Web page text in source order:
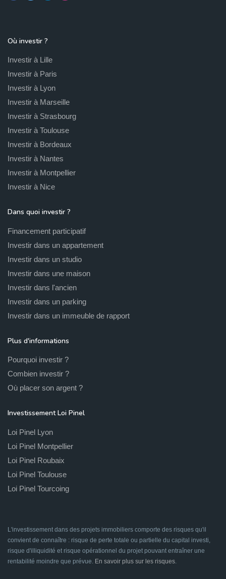
Où investir ?
Investir à Lille
Investir à Paris
Investir à Lyon
Investir à Marseille
Investir à Strasbourg
Investir à Toulouse
Investir à Bordeaux
Investir à Nantes
Investir à Montpellier
Investir à Nice
Dans quoi investir ?
Financement participatif
Investir dans un appartement
Investir dans un studio
Investir dans une maison
Investir dans l'ancien
Investir dans un parking
Investir dans un immeuble de rapport
Plus d'informations
Pourquoi investir ?
Combien investir ?
Où placer son argent ?
Investissement Loi Pinel
Loi Pinel Lyon
Loi Pinel Montpellier
Loi Pinel Roubaix
Loi Pinel Toulouse
Loi Pinel Tourcoing
L'investissement dans des projets immobiliers comporte des risques qu'il
convient de connaître : risque de perte totale ou partielle du capital investi,
risque d'illiquidité et risque opérationnel du projet pouvant entraîner une
rentabilité moindre que prévue. En savoir plus sur les risques.